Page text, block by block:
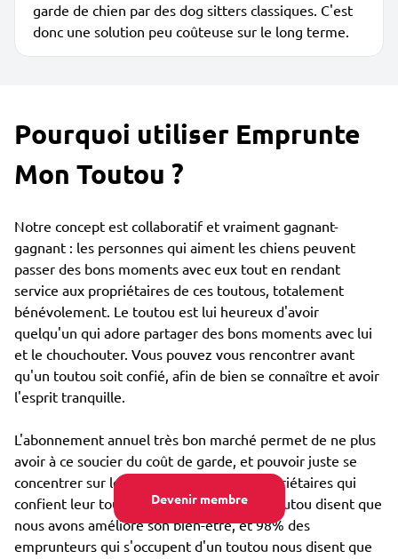
Devenir membre
garde de chien par des dog sitters classiques. C'est
donc une solution peu coûteuse sur le long terme.
Pourquoi utiliser Emprunte
Mon Toutou ?
Notre concept est collaboratif et vraiment gagnant-
gagnant : les personnes qui aiment les chiens peuvent
passer des bons moments avec eux tout en rendant
service aux propriétaires de ces toutous, totalement
bénévolement. Le toutou est lui heureux d'avoir
quelqu'un qui adore partager des bons moments avec lui
et le chouchouter. Vous pouvez vous rencontrer avant
qu'un toutou soit confié, afin de bien se connaître et avoir
l'esprit tranquille.
L'abonnement annuel très bon marché permet de ne plus
avoir à ce soucier du coût de garde, et pouvoir juste se
concentrer sur le bien-être : 85% des propriétaires qui
confient leur toutou par Emprunte Mon Toutou disent que
nous avons amélioré son bien-être, et 98% des
emprunteurs qui s'occupent d'un toutou nous disent que